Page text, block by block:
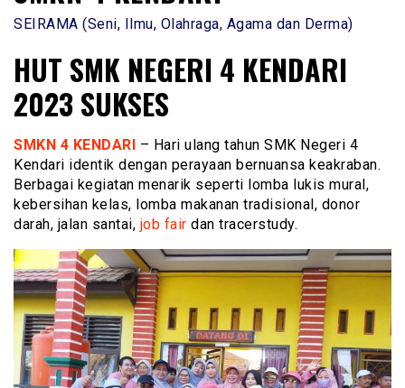
SEIRAMA (Seni, Ilmu, Olahraga, Agama dan Derma)
HUT SMK NEGERI 4 KENDARI
2023 SUKSES
SMKN 4 KENDARI – Hari ulang tahun SMK Negeri 4
Kendari identik dengan perayaan bernuansa keakraban.
Berbagai kegiatan menarik seperti lomba lukis mural,
kebersihan kelas, lomba makanan tradisional, donor
darah, jalan santai, job fair dan tracerstudy.